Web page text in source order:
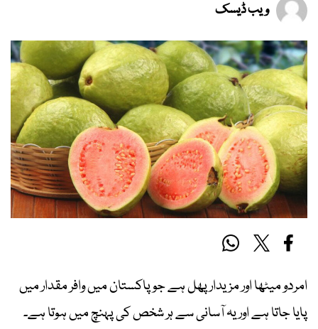
ویب ڈیسک
امردو میٹھا اور مزیدار پھل ہے جو پاکستان میں وافر مقدار میں
پایا جاتا ہے اور یہ آسانی سے ہر شخص کی پہنچ میں ہوتا ہے۔